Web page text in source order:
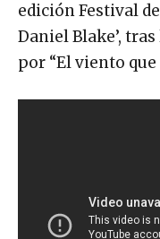
edición Festival
Daniel Blake’,
por “El viento que